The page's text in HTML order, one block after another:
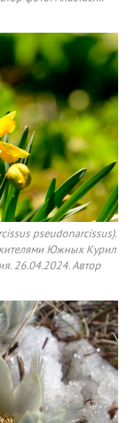
pseudonarcissus).
Южных Курил
26.04.2024. Автор